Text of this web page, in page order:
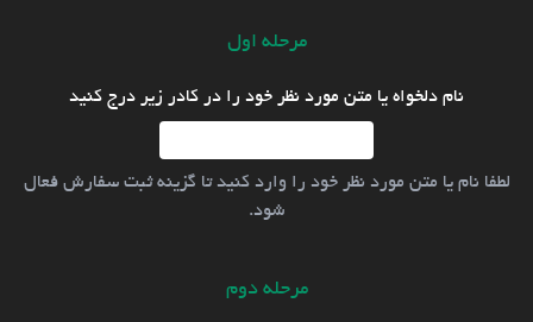
مرحله اول
نام دلخواه یا متن مورد نظر خود را در کادر زیر درج کنید
لطفا نام یا متن مورد نظر خود را وارد کنید تا گزینه ثبت سفارش فعال
شود.
مرحله دوم